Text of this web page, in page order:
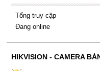
Tổng truy cập
Đang online
HIKVISION - CAMERA